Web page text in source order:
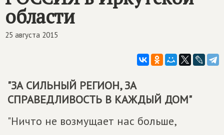
области
25 августа 2015
"ЗА СИЛЬНЫЙ РЕГИОН, ЗА
СПРАВЕДЛИВОСТЬ В КАЖДЫЙ ДОМ"
"Ничто не возмущает нас больше,